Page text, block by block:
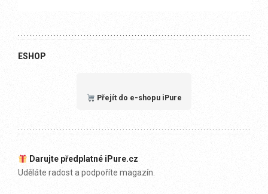
ESHOP
Přejít do e-shopu iPure
Darujte předplatné iPure.cz
Uděláte radost a podpoříte magazín.